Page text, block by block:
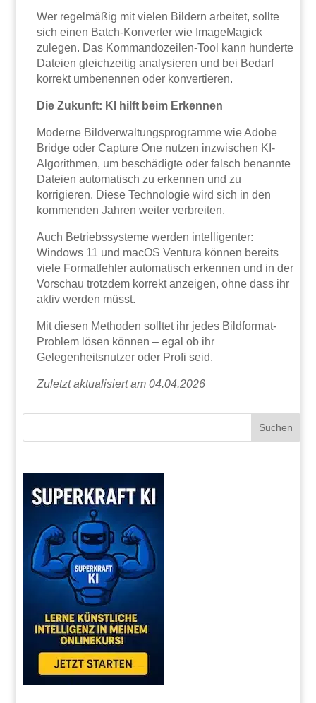
Wer regelmäßig mit vielen Bildern arbeitet, sollte
sich einen Batch-Konverter wie ImageMagick
zulegen. Das Kommandozeilen-Tool kann hunderte
Dateien gleichzeitig analysieren und bei Bedarf
korrekt umbenennen oder konvertieren.
Die Zukunft: KI hilft beim Erkennen
Moderne Bildverwaltungsprogramme wie Adobe
Bridge oder Capture One nutzen inzwischen KI-
Algorithmen, um beschädigte oder falsch benannte
Dateien automatisch zu erkennen und zu
korrigieren. Diese Technologie wird sich in den
kommenden Jahren weiter verbreiten.
Auch Betriebssysteme werden intelligenter:
Windows 11 und macOS Ventura können bereits
viele Formatfehler automatisch erkennen und in der
Vorschau trotzdem korrekt anzeigen, ohne dass ihr
aktiv werden müsst.
Mit diesen Methoden solltet ihr jedes Bildformat-
Problem lösen können – egal ob ihr
Gelegenheitsnutzer oder Profi seid.
Zuletzt aktualisiert am 04.04.2026